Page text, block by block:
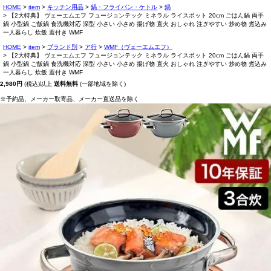
HOME item キッチン用品 鍋・フライパン・ケトル
鍋
【2大特典】 ヴェーエムエフ フュージョンテック ミネラル ライスポット 20cm ごはん鍋 両手
鍋 小型鍋 ご飯鍋 食洗機対応 深型 小さい 小さめ 揚げ物 直火 おしゃれ 注ぎやすい 炒め物 煮込み
一人暮らし 炊飯 蓋付き WMF
HOME item ブランド別 ア行
WMF（ヴェーエムエフ）
【2大特典】 ヴェーエムエフ フュージョンテック ミネラル ライスポット 20cm ごはん鍋 両手
鍋 小型鍋 ご飯鍋 食洗機対応 深型 小さい 小さめ 揚げ物 直火 おしゃれ 注ぎやすい 炒め物 煮込み
一人暮らし 炊飯 蓋付き WMF
2,980円 (税込)以上 送料無料 (一部地域を除く)
※予約品、メーカー取寄品、メーカー直送品を除く